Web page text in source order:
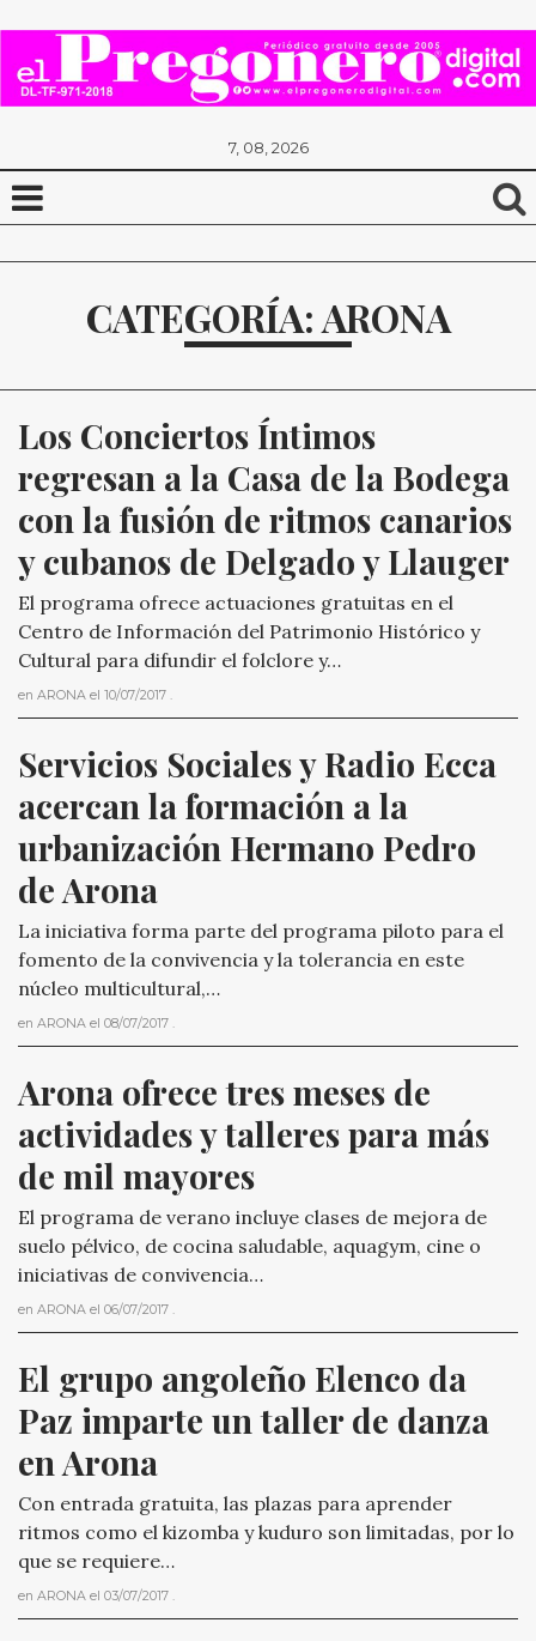
7, 08, 2026
CATEGORÍA: ARONA
Los Conciertos Íntimos
regresan a la Casa de la Bodega
con la fusión de ritmos canarios
y cubanos de Delgado y Llauger
El programa ofrece actuaciones gratuitas en el
Centro de Información del Patrimonio Histórico y
Cultural para difundir el folclore y…
en ARONA el 10/07/2017 .
Servicios Sociales y Radio Ecca
acercan la formación a la
urbanización Hermano Pedro
de Arona
La iniciativa forma parte del programa piloto para el
fomento de la convivencia y la tolerancia en este
núcleo multicultural,…
en ARONA el 08/07/2017 .
Arona ofrece tres meses de
actividades y talleres para más
de mil mayores
El programa de verano incluye clases de mejora de
suelo pélvico, de cocina saludable, aquagym, cine o
iniciativas de convivencia…
en ARONA el 06/07/2017 .
El grupo angoleño Elenco da
Paz imparte un taller de danza
en Arona
Con entrada gratuita, las plazas para aprender
ritmos como el kizomba y kuduro son limitadas, por lo
que se requiere…
en ARONA el 03/07/2017 .